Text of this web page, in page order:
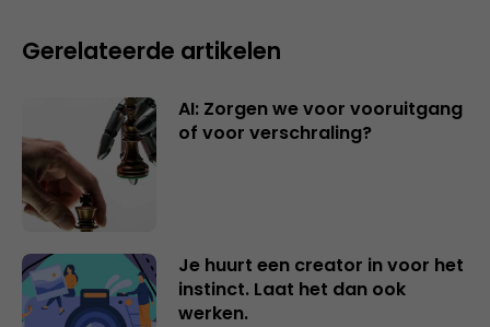
Gerelateerde artikelen
AI: Zorgen we voor vooruitgang
of voor verschraling?
Je huurt een creator in voor het
instinct. Laat het dan ook
werken.